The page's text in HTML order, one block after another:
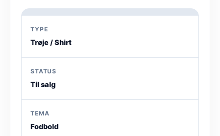
TYPE
Trøje / Shirt
STATUS
Til salg
TEMA
Fodbold